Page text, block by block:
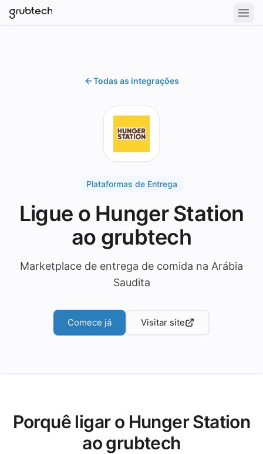
Todas as integrações
Plataformas de Entrega
Ligue o Hunger Station
ao grubtech
Marketplace de entrega de comida na Arábia
Saudita
Comece já Visitar site
Porquê ligar o Hunger Station
ao grubtech